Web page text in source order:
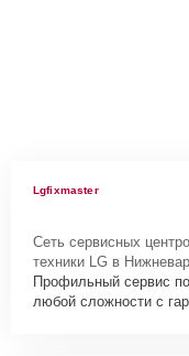
Lgfixmaster
Сеть сервисных
техники LG в
Профильный сервис
любой сложности с